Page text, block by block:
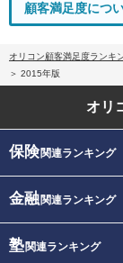
顧客満足度につ
オリコン顧客満足度ランキ
2015年版
オリ
保険関連ランキング
金融関連ランキング
塾関連ランキング